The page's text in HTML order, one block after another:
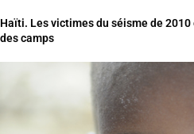
Haïti. Les victimes du séisme de
des camps